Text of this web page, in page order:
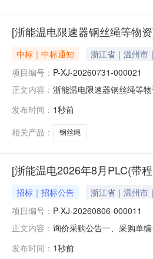
[浙能温电限速器钢丝绳等物
中标｜中标通知
浙江省｜温州市
项目编号： P-XJ-20260731-000021
正文内容： 浙能温电限速器钢丝绳等
表。序号物料名称采购数
发布时间： 1秒前
相关产品：
钢丝绳
[浙能温电2026年8月PLC(带
招标｜招标公告 浙江省｜温州市
项目编号： P-XJ-20260806-000011
正文内容： 询价采购公告一、采购单
率交付时间交货地点采购
发布时间： 1秒前